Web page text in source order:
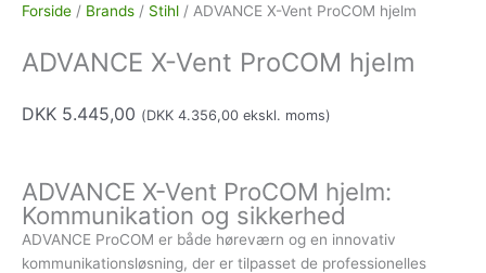
Forside / Brands / Stihl / ADVANCE X-Vent ProCOM hjelm
ADVANCE X-Vent ProCOM hjelm
DKK 5.445,00 (DKK 4.356,00 ekskl. moms)
ADVANCE X-Vent ProCOM hjelm:
Kommunikation og sikkerhed
ADVANCE ProCOM er både høreværn og en innovativ
kommunikationsløsning, der er tilpasset de professionelles